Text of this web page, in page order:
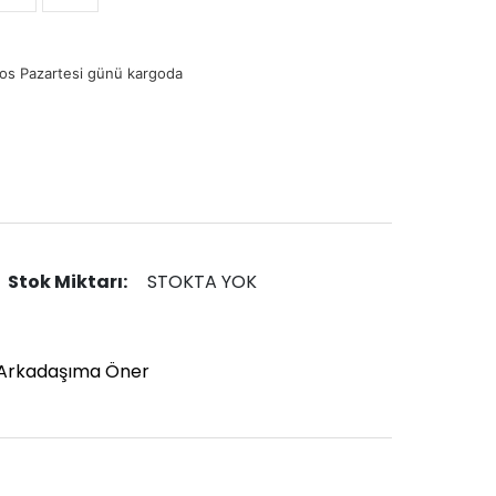
Pazartesi günü kargoda
Stok Miktarı: STOKTA YOK
Öner